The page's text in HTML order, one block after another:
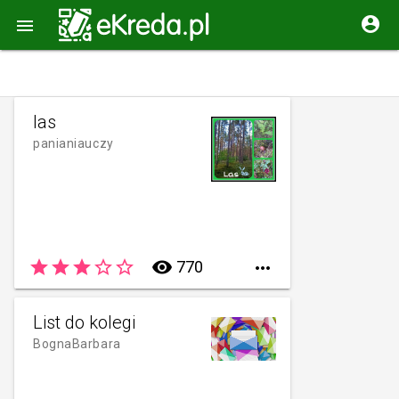


las
panianiauczy
starstarstarstar_borderstar_border remove_red_eye 770 
List do kolegi
BognaBarbara